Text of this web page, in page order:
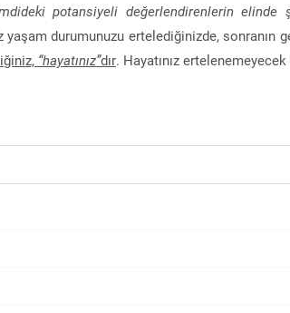
potansiyeli değerlendirenlerin elinde
yaşam durumunuzu ertelediğinizde, sonranın
“hayatınız”dır. Hayatınız